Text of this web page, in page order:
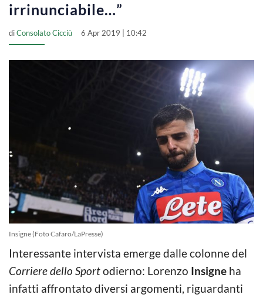
irrinunciabile…”
diConsolato Cicciù 6 Apr 2019 | 10:42
Insigne (Foto Cafaro/LaPresse)
Interessante intervista emerge dalle colonne del
Corriere dello Sportodierno: Lorenzo Insigne ha
infatti affrontato diversi argomenti, riguardanti